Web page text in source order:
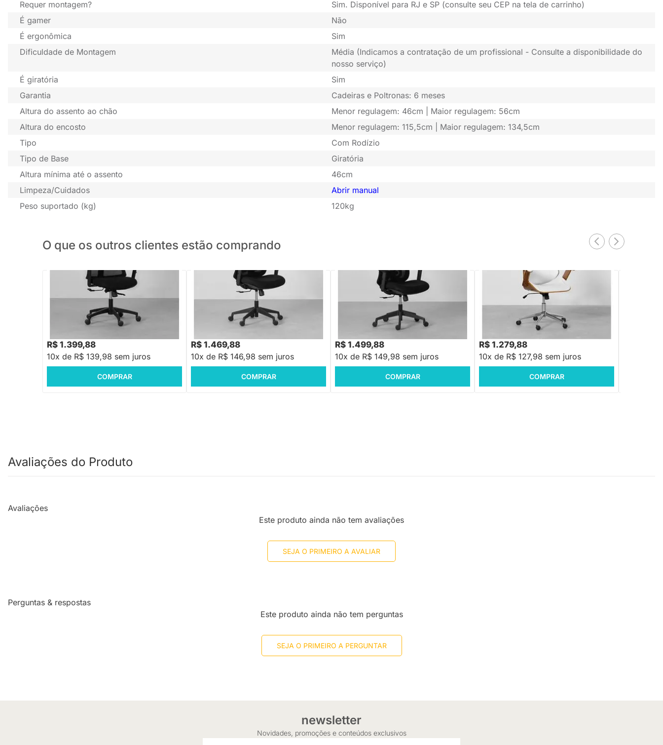
Requer montagem?
Sim. Disponível para RJ e SP (consulte seu CEP na tela de carrinho)
É gamer
Não
É ergonômica
Sim
Dificuldade de Montagem
Média (Indicamos a contratação de um profissional - Consulte a disponibilidade do
nosso serviço)
É giratória
Sim
Garantia
Cadeiras e Poltronas: 6 meses
Altura do assento ao chão
Menor regulagem: 46cm | Maior regulagem: 56cm
Altura do encosto
Menor regulagem: 115,5cm | Maior regulagem: 134,5cm
Tipo
Com Rodízio
Tipo de Base
Giratória
Altura mínima até o assento
46cm
Limpeza/Cuidados
Abrir manual
Peso suportado (kg)
120kg
O que os outros clientes estão comprando
PRONTA ENTREGA
R$ 1.399,88
10x de R$ 139,98 sem juros
COMPRAR
PRONTA ENTREGA
Cadeira de Escritório Kira Baixa - Preto
R$ 1.469,88
10x de R$ 146,98 sem juros
COMPRAR
PRONTA ENTREGA
Cadeira de Escritório Kira Alta - Preto
Economize R$ 700
R$ 1.499,88
10x de R$ 149,98 sem juros
COMPRAR
Cadeira de Escritório Lisboa Giratória –
R$ 1.279,88
10x de R$ 127,98 sem juros
COMPRAR
Avaliações do Produto
Avaliações
Este produto ainda não tem avaliações
SEJA O PRIMEIRO A AVALIAR
Perguntas & respostas
Este produto ainda não tem perguntas
SEJA O PRIMEIRO A PERGUNTAR
newsletter
Novidades, promoções e conteúdos exclusivos